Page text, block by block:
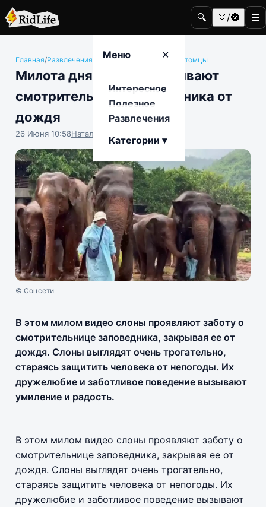
🔍 🌞/🌚 ☰
Меню ✕
Интересное
Полезное
Развлечения
Категории ▾
Главная/Развлечения Животные и домашние питомцы
Милота дня: слоны закрывают
смотрительницу заповедника от
дождя
26 Июня 10:58Наталья Герасимова
© Соцсети
В этом милом видео слоны проявляют заботу о
смотрительнице заповедника, закрывая ее от
дождя. Слоны выглядят очень трогательно,
стараясь защитить человека от непогоды. Их
дружелюбие и заботливое поведение вызывают
умиление и радость.
В этом милом видео слоны проявляют заботу о
смотрительнице заповедника, закрывая ее от
дождя. Слоны выглядят очень трогательно,
стараясь защитить человека от непогоды. Их
дружелюбие и заботливое поведение вызывают